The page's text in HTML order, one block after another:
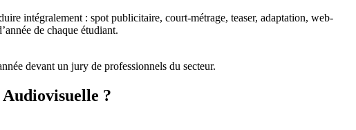
intégralement : spot publicitaire, court-métrage, teaser, adaptation, web-
de chaque étudiant.
devant un jury de professionnels du secteur.
Audiovisuelle ?